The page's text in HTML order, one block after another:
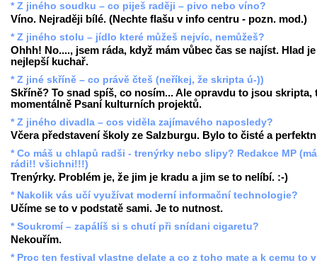
* Z jiného soudku – co piješ raději – pivo nebo víno?
Víno. Nejraději bílé. (Nechte flašu v info centru - pozn. mod.)
* Z jiného stolu – jídlo které můžeš nejvíc, nemůžeš?
Ohhh! No...., jsem ráda, když mám vůbec čas se najíst. Hlad je
nejlepší kuchař.
* Z jiné skříně – co právě čteš (neříkej, že skripta ú-))
Skříně? To snad spíš, co nosím... Ale opravdu to jsou skripta,
momentálně Psaní kulturních projektů.
* Z jiného divadla – cos viděla zajímavého naposledy?
Včera představení školy ze Salzburgu. Bylo to čisté a
* Co máš u chlapů radši - trenýrky nebo slipy? Redakce MP
rádi!! všichni!!!)
Trenýrky. Problém je, že jim je kradu a jim se to nelíbí. :-)
* Nakolik vás učí využívat moderní informační technologie?
Učíme se to v podstatě sami. Je to nutnost.
* Soukromí – zapálíš si s chutí při snídani cigaretu?
Nekouřím.
* Proc ten festival vlastne delate a co z toho mate a k cemu to